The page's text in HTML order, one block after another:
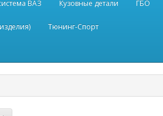
ВАЗ Кузовные детали ГБО
Тюнинг-Спорт